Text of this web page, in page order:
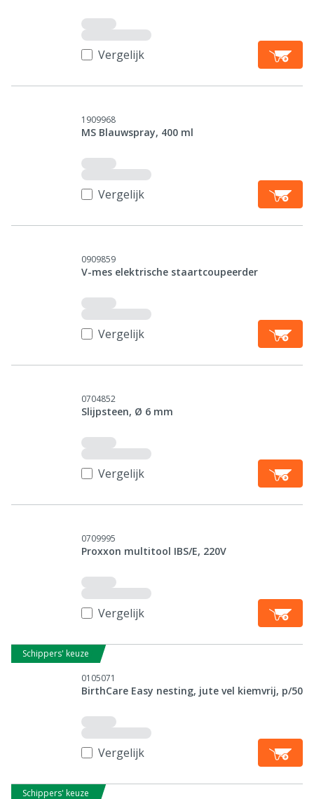
Vergelijk
1909968
MS Blauwspray, 400 ml
Vergelijk
0909859
V-mes elektrische staartcoupeerder
Vergelijk
0704852
Slijpsteen, Ø 6 mm
Vergelijk
0709995
Proxxon multitool IBS/E, 220V
Vergelijk
Schippers' keuze
0105071
BirthCare Easy nesting, jute vel kiemvrij, p/50
Vergelijk
Schippers' keuze